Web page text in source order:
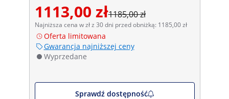
1113,00 zł1185,00 zł
Najniższa cena w zł z 30 dni przed obniżką: 1185,00 zł
Oferta limitowana
Gwarancja najniższej ceny
Wyprzedane
Sprawdź dostępność